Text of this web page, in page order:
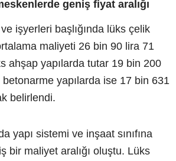
geniş fiyat aralığı
işyerleri başlığında lüks çelik
maliyeti 26 bin 90 lira 71
ahşap yapılarda tutar 19 bin 200
yapılarda ise 17 bin 631
belirlendi.
yapı sistemi ve inşaat sınıfına
bir maliyet aralığı oluştu. Lüks